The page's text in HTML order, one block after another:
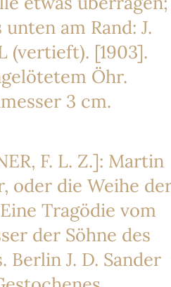
am Rand: J.
(vertieft). [1903].
Öhr.
3 cm.
F. L. Z.]: Martin
oder die Weihe
Tragödie vom
der Söhne des
Berlin J. D. Sander